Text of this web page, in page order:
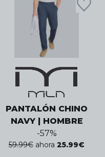
PANTALÓN CHINO
NAVY | HOMBRE
-57%
59.99€ ahora 25.99€